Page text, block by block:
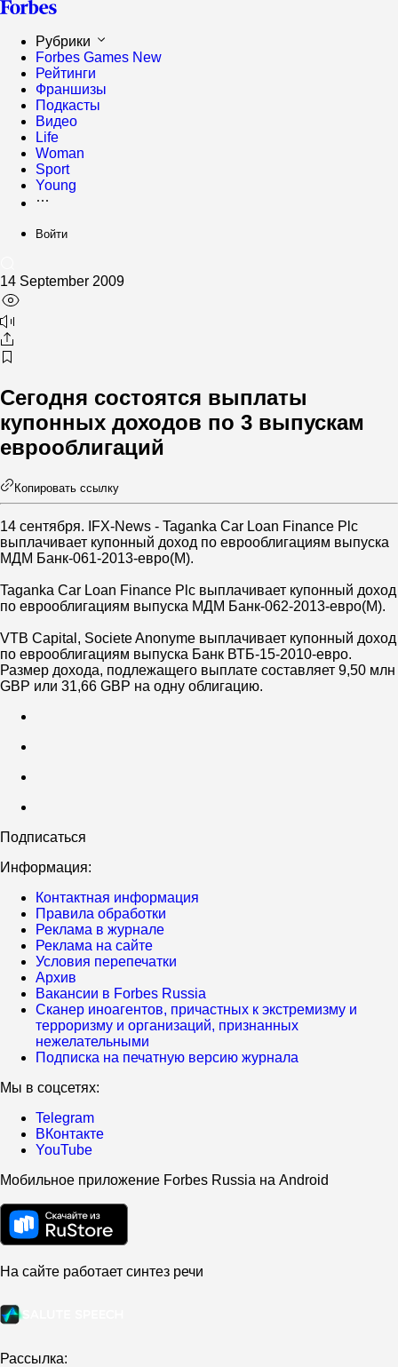
Рубрики
Forbes Games New
Рейтинги
Франшизы
Подкасты
Видео
Life
Woman
Sport
Young
Войти
14 September 2009
Сегодня состоятся выплаты
купонных доходов по 3 выпускам
еврооблигаций
Копировать ссылку
14 сентября. IFX-News - Taganka Car Loan Finance Plc
выплачивает купонный доход по еврооблигациям выпуска
МДМ Банк-061-2013-евро(М).
Taganka Car Loan Finance Plc выплачивает купонный доход
по еврооблигациям выпуска МДМ Банк-062-2013-евро(М).
VTB Capital, Societe Anonyme выплачивает купонный доход
по еврооблигациям выпуска Банк ВТБ-15-2010-евро.
Размер дохода, подлежащего выплате составляет 9,50 млн
GBP или 31,66 GBP на одну облигацию.
Подписаться
Информация:
Контактная информация
Правила обработки
Реклама в журнале
Реклама на сайте
Условия перепечатки
Архив
Вакансии в Forbes Russia
Сканер иноагентов, причастных к экстремизму и
терроризму и организаций, признанных
нежелательными
Подписка на печатную версию журнала
Мы в соцсетях:
Telegram
ВКонтакте
YouTube
Мобильное приложение Forbes Russia на Android
На сайте работает синтез речи
Рассылка: